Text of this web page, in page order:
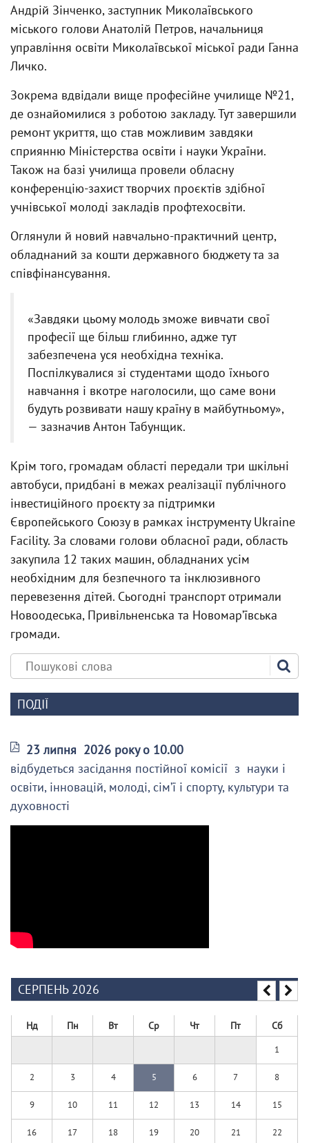
Андрій Зінченко, заступник Миколаївського
міського голови Анатолій Петров, начальниця
управління освіти Миколаївської міської ради Ганна
Личко.
Зокрема вдвідали вище професійне училище №21,
де ознайомилися з роботою закладу. Тут завершили
ремонт укриття, що став можливим завдяки
сприянню Міністерства освіти і науки України.
Також на базі училища провели обласну
конференцію-захист творчих проєктів здібної
учнівської молоді закладів профтехосвіти.
Оглянули й новий навчально-практичний центр,
обладнаний за кошти державного бюджету та за
співфінансування.
«Завдяки цьому молодь зможе вивчати свої
професії ще більш глибинно, адже тут
забезпечена уся необхідна техніка.
Поспілкувалися зі студентами щодо їхнього
навчання і вкотре наголосили, що саме вони
будуть розвивати нашу країну в майбутньому»,
— зазначив Антон Табунщик.
Крім того, громадам області передали три шкільні
автобуси, придбані в межах реалізації публічного
інвестиційного проєкту за підтримки
Європейського Союзу в рамках інструменту Ukraine
Facility. За словами голови обласної ради, область
закупила 12 таких машин, обладнаних усім
необхідним для безпечного та інклюзивного
перевезення дітей. Сьогодні транспорт отримали
Новоодеська, Привільненська та Новомарʼївська
громади.
ПОДІЇ
23 липня 2026 року о 10.00
відбудеться засідання постійної комісії з науки і
освіти, інновацій, молоді, сім’ї і спорту, культури та
духовності
СЕРПЕНЬ 2026
Нд Пн Вт Ср Чт Пт Сб
1
2 3 4 5 6 7 8
9 10 11 12 13 14 15
16 17 18 19 20 21 22